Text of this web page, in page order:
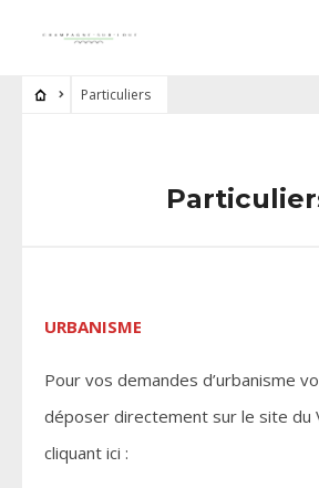
Particuliers
URBANISME
Pour vos demandes d’urbanisme
déposer directement sur le site du
cliquant ici :